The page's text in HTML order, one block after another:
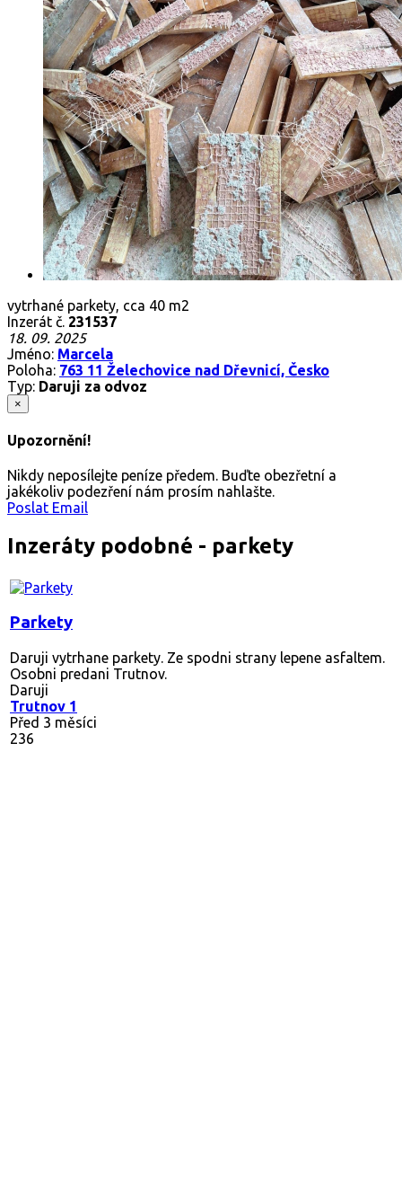
vytrhané parkety, cca 40 m2
Inzerát č. 231537
18. 09. 2025
Jméno: Marcela
Poloha: 763 11 Želechovice nad Dřevnicí, Česko
Typ: Daruji za odvoz
×
Upozornění!
Nikdy neposílejte peníze předem. Buďte obezřetní a
jakékoliv podezření nám prosím nahlašte.
Poslat Email
Inzeráty podobné - parkety
Parkety
Daruji vytrhane parkety. Ze spodni strany lepene asfaltem.
Osobni predani Trutnov.
Daruji
Trutnov 1
Před 3 měsíci
236